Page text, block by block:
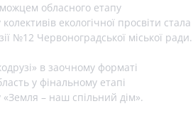
обласного етапу
екологічної просвіти стала
№12 Червоноградської міської ради.
в заочному форматі
у фінальному етапі
«Земля – наш спільний дім».